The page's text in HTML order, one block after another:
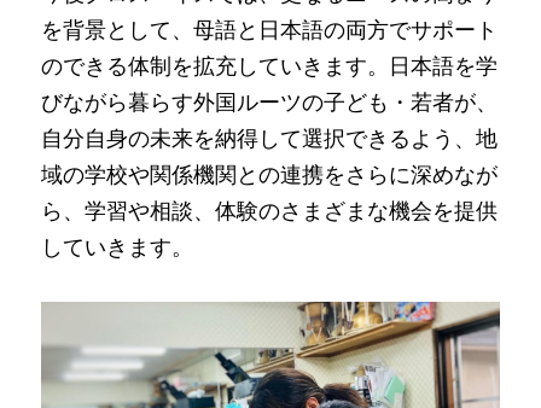
を背景として、母語と日本語の両方でサポート
のできる体制を拡充していきます。日本語を学
びながら暮らす外国ルーツの子ども・若者が、
自分自身の未来を納得して選択できるよう、地
域の学校や関係機関との連携をさらに深めなが
ら、学習や相談、体験のさまざまな機会を提供
していきます。